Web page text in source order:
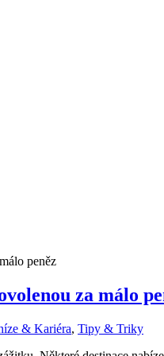
peněz
za málo
& Kariéra, Tipy & Triky